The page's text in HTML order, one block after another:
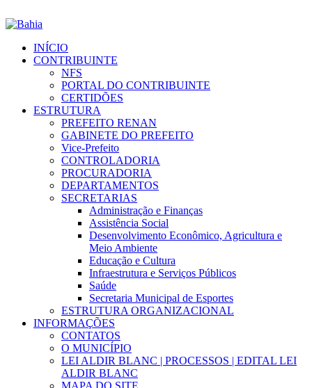
INÍCIO
CONTRIBUINTE
NFS
PORTAL DO CONTRIBUINTE
CERTIDÕES
ESTRUTURA
PREFEITO RENAN
GABINETE DO PREFEITO
Vice-Prefeito
CONTROLADORIA
PROCURADORIA
DEPARTAMENTOS
SECRETARIAS
Administração e Finanças
Assistência Social
Desenvolvimento Econômico, Agricultura e
Meio Ambiente
Educação e Cultura
Infraestrutura e Serviços Públicos
Saúde
Secretaria Municipal de Esportes
ESTRUTURA ORGANIZACIONAL
INFORMAÇÕES
CONTATOS
O MUNICÍPIO
LEI ALDIR BLANC | PROCESSOS | EDITAL LEI
ALDIR BLANC
MAPA DO SITE